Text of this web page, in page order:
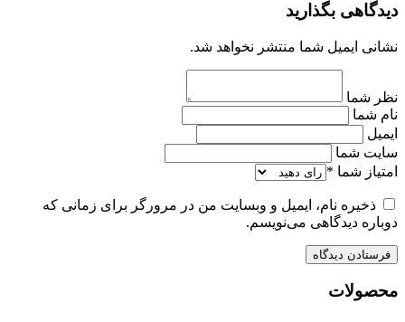
دیدگاهی بگذارید
نشانی ایمیل شما منتشر نخواهد شد.
نظر شما
نام شما
ایمیل
سایت شما
امتیاز شما *
ذخیره نام، ایمیل و وبسایت من در مرورگر برای زمانی که
دوباره دیدگاهی می‌نویسم.
محصولات